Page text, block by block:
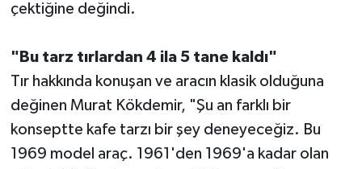
çektiğine değindi.
"Bu tarz tırlardan 4 ila 5 tane kaldı"
Tır hakkında konuşan ve aracın klasik olduğuna
değinen Murat Kökdemir, "Şu an farklı bir
konseptte kafe tarzı bir şey deneyeceğiz. Bu
1969 model araç. 1961'den 1969'a kadar olan